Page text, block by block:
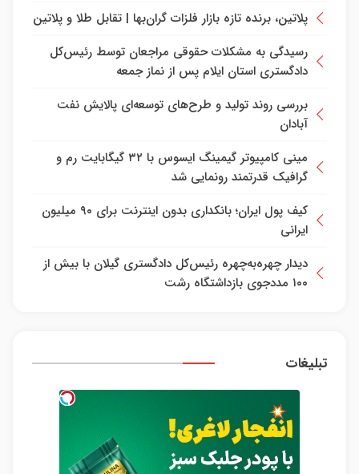
پلاتین، برنده تازه بازار فلزات گران‌بها | تقابل طلا و پلاتین
رسیدگی به مشکلات حقوقی مراجعان توسط رئیس‌کل
دادگستری استان ایلام پس از نماز جمعه
بررسی روند تولید و طرح‌های توسعه‌ای پالایش نفت
آبادان
مینی کامپیوتر گیمینگ ایسوس با ۳۲ گیگابایت رم و
گرافیک قدرتمند رونمایی شد
کیف پول ایران؛ بانکداری بدون اینترنت برای ۹۰ میلیون
ایرانی
دیدار چهره‌به‌چهره رئیس‌کل دادگستری گیلان با بیش از
۱۰۰ مددجوی بازداشتگاه رشت
تبلیغات